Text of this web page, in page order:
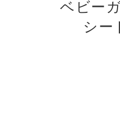
ベビー
シー